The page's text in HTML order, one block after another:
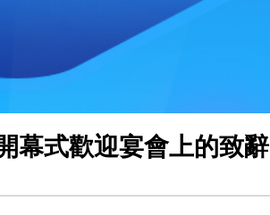
幕式歡迎宴會上的致辭